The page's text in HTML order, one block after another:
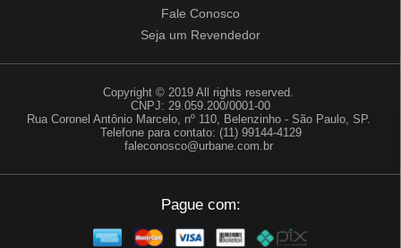
Fale Conosco
Seja um Revendedor
Copyright © 2019 All rights reserved.
CNPJ: 29.059.200/0001-00
Rua Coronel Antônio Marcelo, nº 110, Belenzinho - São Paulo, SP.
Telefone para contato: (11) 99144-4129
faleconosco@urbane.com.br
Pague com: